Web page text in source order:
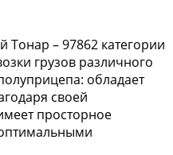
– 97862 категории
грузов различного
обладает
своей
просторное